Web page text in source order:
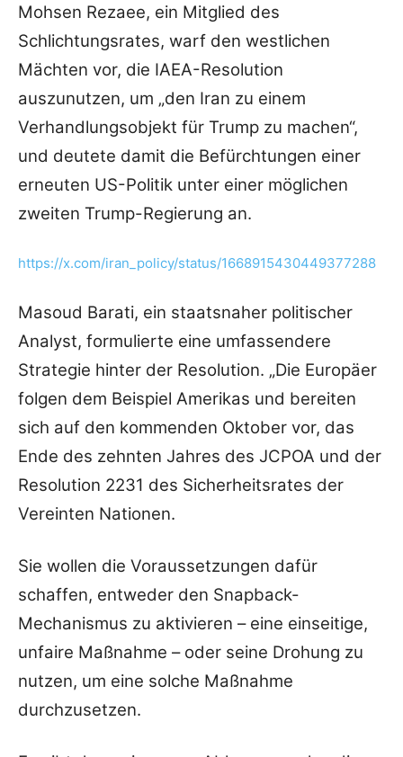
Mohsen Rezaee, ein Mitglied des
Schlichtungsrates, warf den westlichen
Mächten vor, die IAEA-Resolution
auszunutzen, um „den Iran zu einem
Verhandlungsobjekt für Trump zu machen“,
und deutete damit die Befürchtungen einer
erneuten US-Politik unter einer möglichen
zweiten Trump-Regierung an.
https://x.com/iran_policy/status/1668915430449377288
Masoud Barati, ein staatsnaher politischer
Analyst, formulierte eine umfassendere
Strategie hinter der Resolution. „Die Europäer
folgen dem Beispiel Amerikas und bereiten
sich auf den kommenden Oktober vor, das
Ende des zehnten Jahres des JCPOA und der
Resolution 2231 des Sicherheitsrates der
Vereinten Nationen.
Sie wollen die Voraussetzungen dafür
schaffen, entweder den Snapback-
Mechanismus zu aktivieren – eine einseitige,
unfaire Maßnahme – oder seine Drohung zu
nutzen, um eine solche Maßnahme
durchzusetzen.